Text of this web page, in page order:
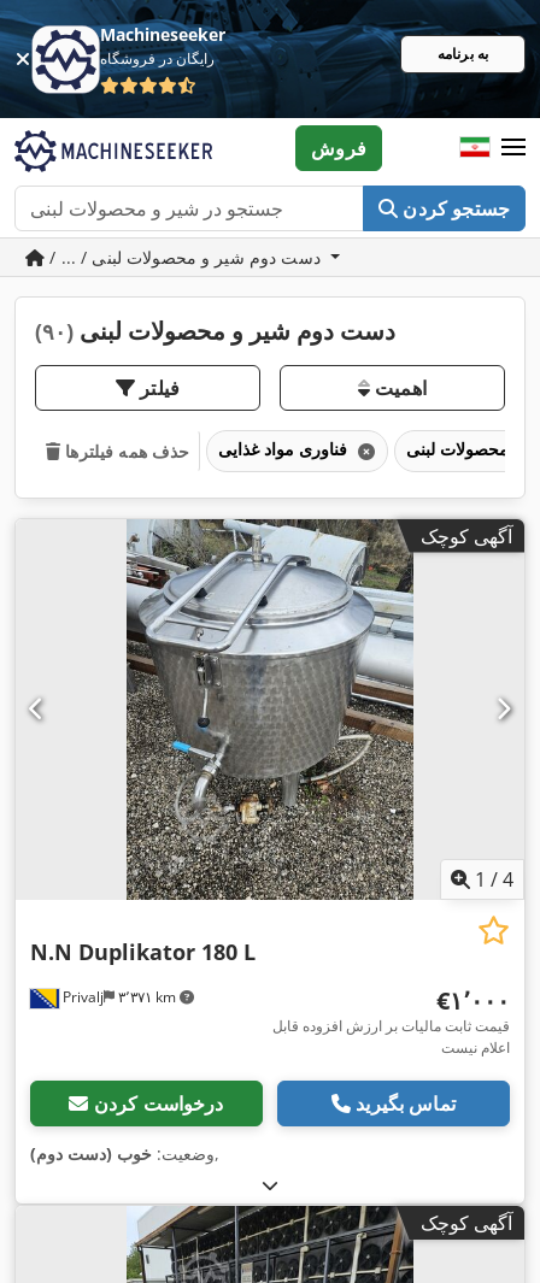
Machineseeker
رایگان در فروشگاه به برنامه
جستجو کردن
فروش
/ ... / دست دوم شیر و محصولات لبنی
دست دوم شیر و محصولات لبنی (۹۰)
فیلتر اهمیت
حذف همه فیلترها
آگهی کوچک
1 /4
Privalj ۳٬۳۷۱ km
N.N Duplikator 180 L
‎€۱٬۰۰۰
قیمت ثابت مالیات بر ارزش افزوده قابل
اعلام نیست
درخواست کردن تماس بگیرید
وضعیت: خوب (دست دوم) ,
آگهی کوچک